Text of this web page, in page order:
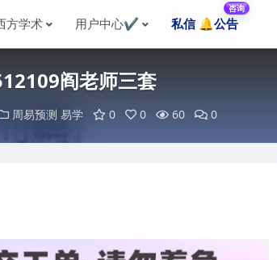
方学术 用户中心✔️ 私信 🔔公告
咨询
阎老师三套
周易预测 易学 0 0 60 0